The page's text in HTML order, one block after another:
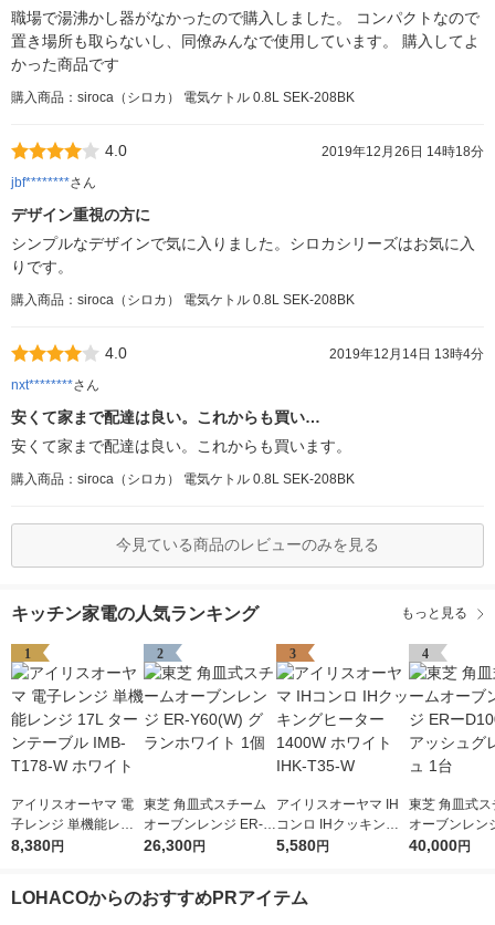
職場で湯沸かし器がなかったので購入しました。 コンパクトなので
置き場所も取らないし、同僚みんなで使用しています。 購入してよ
かった商品です
購入商品：siroca（シロカ） 電気ケトル 0.8L SEK-208BK
4.0
2019年12月26日 14時18分
jbf********さん
デザイン重視の方に
シンプルなデザインで気に入りました。シロカシリーズはお気に入
りです。
購入商品：siroca（シロカ） 電気ケトル 0.8L SEK-208BK
4.0
2019年12月14日 13時4分
nxt********さん
安くて家まで配達は良い。これからも買い…
安くて家まで配達は良い。これからも買います。
購入商品：siroca（シロカ） 電気ケトル 0.8L SEK-208BK
今見ている商品のレビューのみを見る
キッチン家電の人気ランキング もっと見る
1
アイリスオーヤマ 電
子レンジ 単機能レン
ジ 17L ターンテーブ
8,380円
2
東芝 角皿式スチーム
オーブンレンジ ER-Y
60(W) グランホワイト
26,300円
3
アイリスオーヤマ IH
コンロ IHクッキング
ヒーター 1400W ホワ
5,580円
4
東芝 角皿式ス
オーブンレン
D100A(H) ア
40,000円
LOHACOからのおすすめPRアイテム